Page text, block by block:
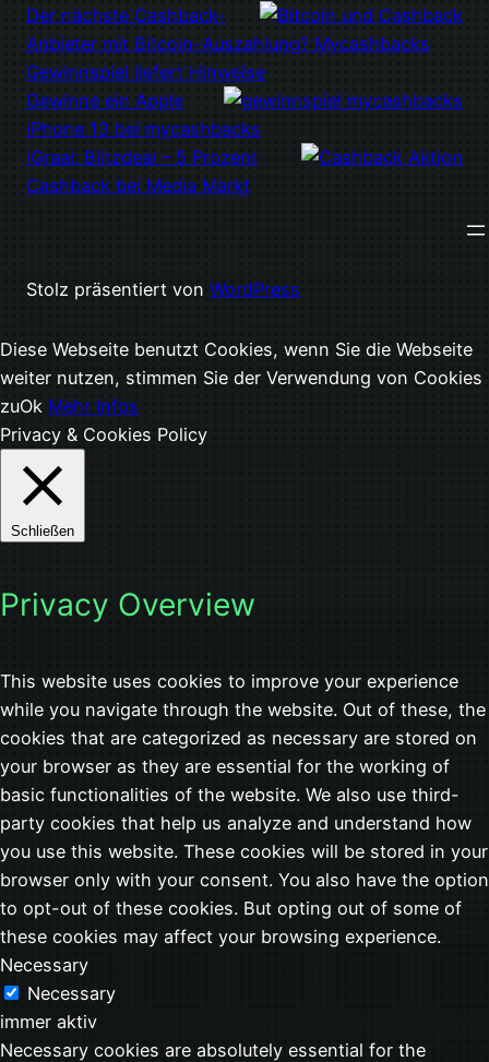
Der nächste Cashback-
Anbieter mit Bitcoin-Auszahlung? Mycashbacks
Gewinnspiel liefert Hinweise
Gewinne ein Apple
iPhone 13 bei mycashbacks
iGraal: Blitzdeal – 5 Prozent
Cashback bei Media Markt
Stolz präsentiert von WordPress
Diese Webseite benutzt Cookies, wenn Sie die Webseite
weiter nutzen, stimmen Sie der Verwendung von Cookies
zuOk Mehr Infos
Privacy & Cookies Policy
Schließen
Privacy Overview
This website uses cookies to improve your experience
while you navigate through the website. Out of these, the
cookies that are categorized as necessary are stored on
your browser as they are essential for the working of
basic functionalities of the website. We also use third-
party cookies that help us analyze and understand how
you use this website. These cookies will be stored in your
browser only with your consent. You also have the option
to opt-out of these cookies. But opting out of some of
these cookies may affect your browsing experience.
Necessary
Necessary
immer aktiv
Necessary cookies are absolutely essential for the